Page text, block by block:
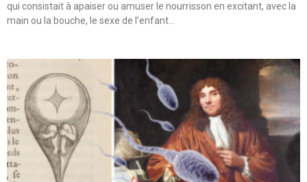
qui consistait à apaiser ou amuser le nourrisson en excitant, avec la
main ou la bouche, le sexe de l’enfant…